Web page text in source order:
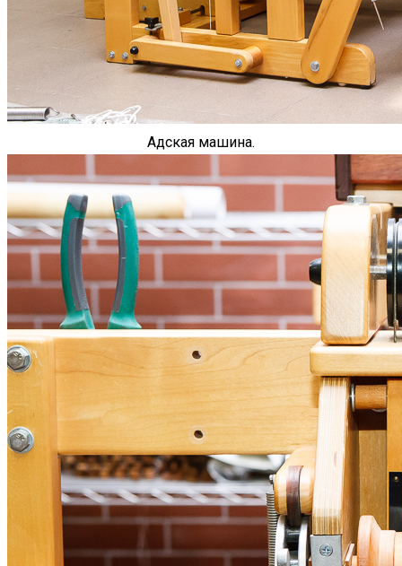
Адская машина.